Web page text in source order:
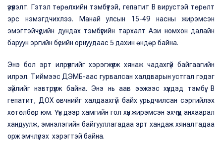
үзүүлэлт. Гэтэл төрөлхийн тэмбүүтэй, гепатит В вирустэй төрөлт
эрс нэмэгдчихлээ. Манай улсын 15-49 насны жирэмсэн
эмэгтэйчүүдийн дундах тэмбүүгийн тархалт Ази номхон далайн
баруун эргийн бүсийн орнуудаас 5 дахин өндөр байна.
Энэ бол эрт илрүүлгийг хэрэгжүүлж хянаж чадахгүй байгаагийн
илрэл. Тиймээс ДЭМБ-аас гурвалсан халдварын устгал гэдэг
зүйлийг нэвтрүүлж байна. Энэ нь аав ээжээс хүүхдэд тэмбүү, В
гепатит, ДОХ өвчнийг халдаахгүй байх урьдчилсан сэргийлэх
хөтөлбөр юм. Үүн дээр хамгийн гол хүн жирэмсэн эхчүүд анхаарал
хандуулж, эмнэлэгийн байгууллагадаа эрт хандаж хяналтадаа
орж эмчлүүлэх хэрэгтэй байна.